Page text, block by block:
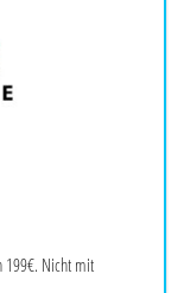
199€. Nicht mit